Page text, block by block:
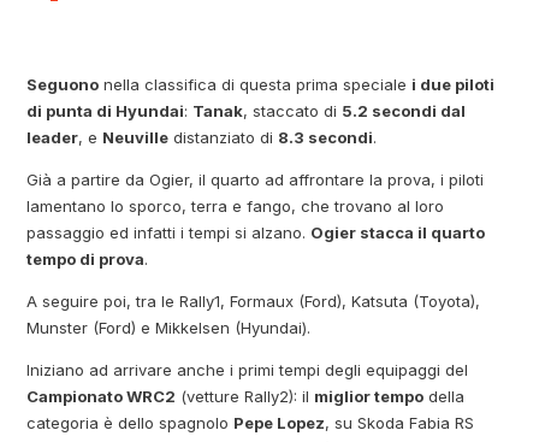
Seguono nella classifica di questa prima speciale i due piloti
di punta di Hyundai: Tanak, staccato di 5.2 secondi dal
leader, e Neuville distanziato di 8.3 secondi.
Già a partire da Ogier, il quarto ad affrontare la prova, i piloti
lamentano lo sporco, terra e fango, che trovano al loro
passaggio ed infatti i tempi si alzano. Ogier stacca il quarto
tempo di prova.
A seguire poi, tra le Rally1, Formaux (Ford), Katsuta (Toyota),
Munster (Ford) e Mikkelsen (Hyundai).
Iniziano ad arrivare anche i primi tempi degli equipaggi del
Campionato WRC2 (vetture Rally2): il miglior tempo della
categoria è dello spagnolo Pepe Lopez, su Skoda Fabia RS